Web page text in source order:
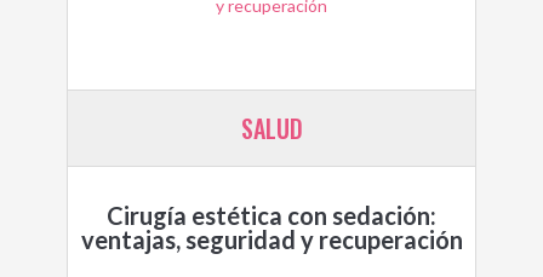
SALUD
Cirugía estética con sedación:
ventajas, seguridad y recuperación